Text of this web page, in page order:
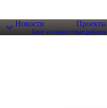
Новости
Блог
Проекты
и совместные работы